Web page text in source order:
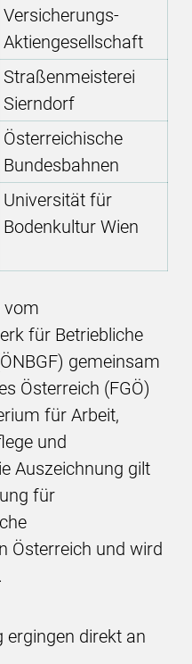
Versicherungs-
Aktiengesellschaft
Straßenmeisterei
Sierndorf
Österreichische
Bundesbahnen
Universität für
Bodenkultur Wien
vom
für Betriebliche
gemeinsam
Österreich (FGÖ)
für Arbeit,
und
Auszeichnung gilt
für
Österreich und wird
ergingen direkt an